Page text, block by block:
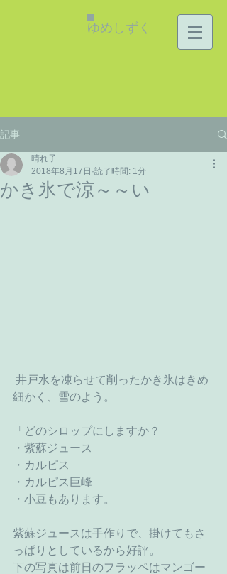
ゆめしずく
記事
かき氷で涼～～い
晴れ子
2018年8月17日 読了時間: 1分
細かく、雪のよう。
「どのシロップにしますか？
・紫蘇ジュース
・カルピス
・カルピス巨峰
・小豆もあります。
紫蘇ジュースは手作りで、掛けてもさ
っぱりとしているから好評。
下の写真は前日のフラッペはマンゴー